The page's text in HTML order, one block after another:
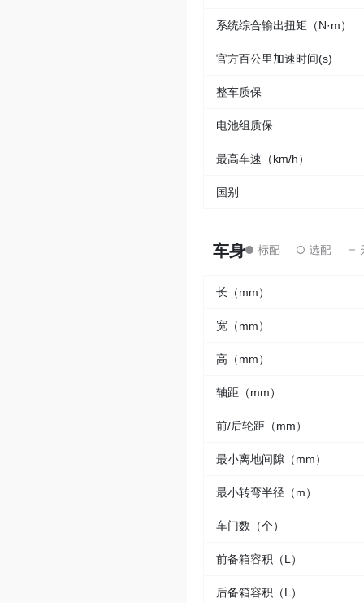
系统综合输出扭矩（N·m）
官方百公里加速时间(s)
整车质保
电池组质保
最高车速（km/h）
国别
车身
长（mm）
宽（mm）
高（mm）
轴距（mm）
前/后轮距（mm）
最小离地间隙（mm）
最小转弯半径（m）
车门数（个）
前备箱容积（L）
后备箱容积（L）